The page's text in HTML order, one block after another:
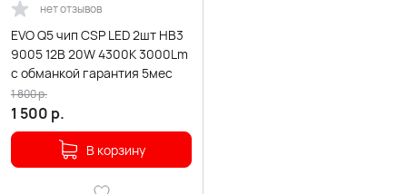
нет отзывов
EVO Q5 чип CSP LED 2шт HB3
9005 12В 20W 4300К 3000Lm
с обманкой гарантия 5мес
1 500 р.
1 800р.
В корзину